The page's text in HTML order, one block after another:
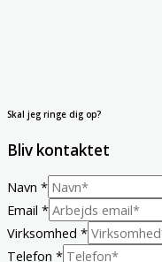
Skal jeg ringe dig op?
Bliv kontaktet
Navn *
Email *
Virksomhed *
Telefon *